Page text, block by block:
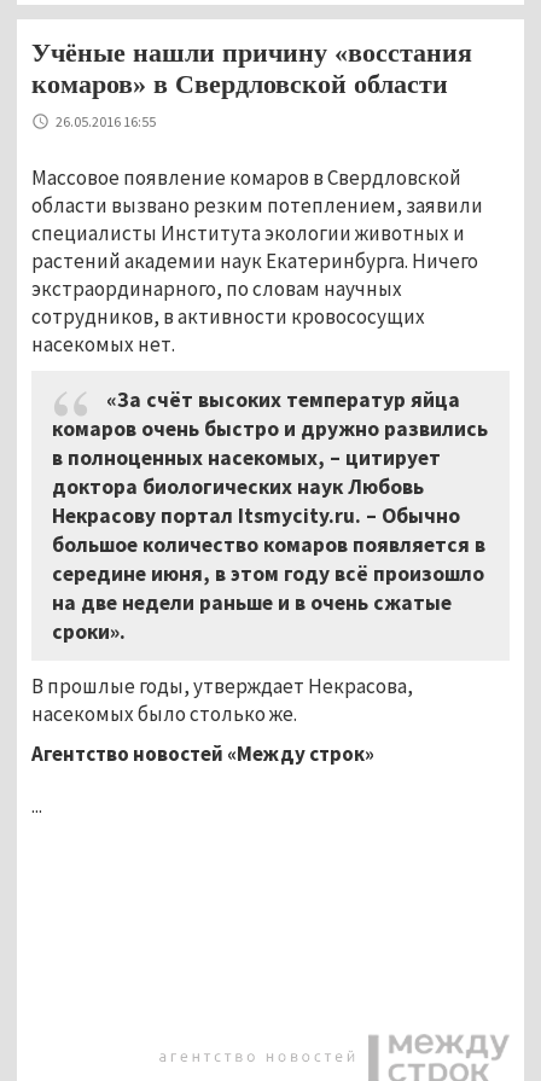
Учёные нашли причину «восстания
комаров» в Свердловской области
26.05.2016 16:55
Массовое появление комаров в Свердловской
области вызвано резким потеплением, заявили
специалисты Института экологии животных и
растений академии наук Екатеринбурга. Ничего
экстраординарного, по словам научных
сотрудников, в активности кровососущих
насекомых нет.
«За счёт высоких температур яйца
комаров очень быстро и дружно развились
в полноценных насекомых, – цитирует
доктора биологических наук Любовь
Некрасову портал Itsmycity.ru. – Обычно
большое количество комаров появляется в
середине июня, в этом году всё произошло
на две недели раньше и в очень сжатые
сроки».
В прошлые годы, утверждает Некрасова,
насекомых было столько же.
Агентство новостей «Между строк»
...